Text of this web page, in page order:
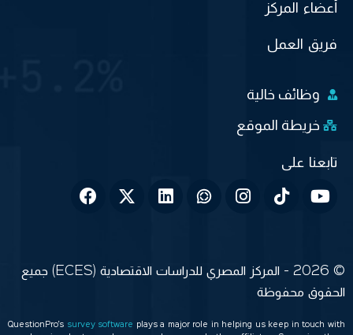
أعضاء المركز
فريق العمل
وظائف خالية
خريطة الموقع
© 2026 - المركز المصري للدراسات الاقتصادية (ECES) جميع
الحقوق محفوظة
QuestionPro’s survey software
plays a major role in helping us keep in touch with